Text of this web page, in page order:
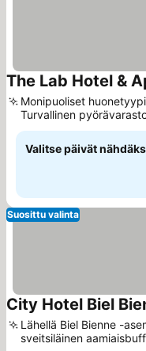
The Lab Hotel &
Monipuoliset
Turvallinen
Valitse päivät
Suosittu valinta
City Hotel Biel
Lähellä Biel Bienne -
sveitsiläinen